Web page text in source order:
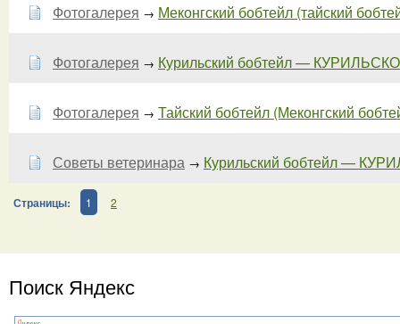
Фотогалерея → Меконгский бобтейл (тайский
Фотогалерея → Курильский бобтейл —
Фотогалерея → Тайский бобтейл (Меконгский
Советы ветеринара → Курильский бобтейл —
Страницы: 1 2
Поиск Яндекс